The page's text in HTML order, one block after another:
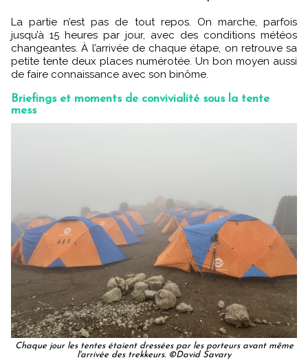
La partie n’est pas de tout repos. On marche, parfois
jusqu’à 15 heures par jour, avec des conditions météos
changeantes. À l’arrivée de chaque étape, on retrouve sa
petite tente deux places numérotée. Un bon moyen aussi
de faire connaissance avec son binôme.
Briefings et moments de convivialité sous la tente
mess
Chaque jour les tentes étaient dressées par les porteurs avant même
l'arrivée des trekkeurs. ©David Savary